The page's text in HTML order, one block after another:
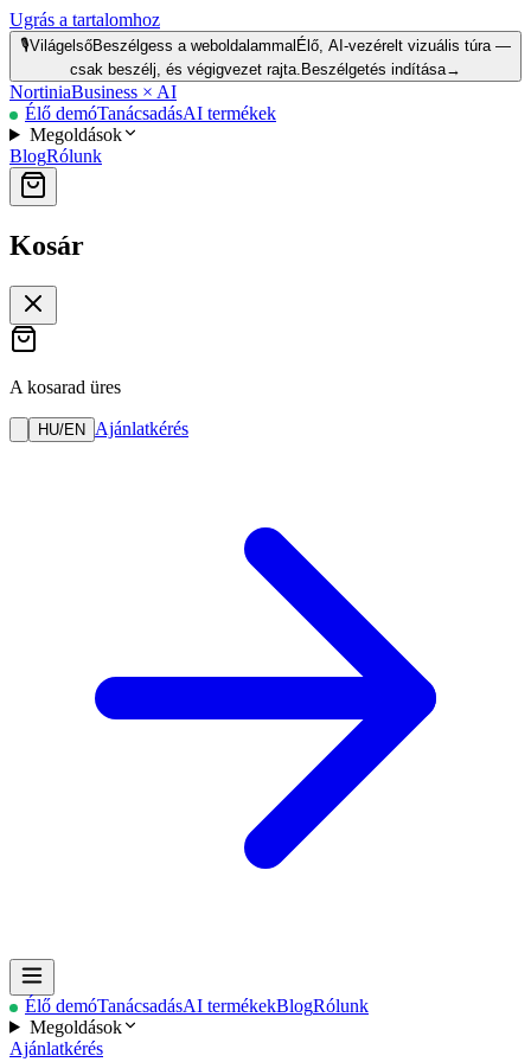
Ugrás a tartalomhoz
🎙️VilágelsőBeszélgess a weboldalammal Élő, AI-vezérelt vizuális túra —
csak beszélj, és végigvezet rajta. Beszélgetés indítása→
NortiniaBusiness × AI
Élő demóTanácsadásAI termékek
Megoldások
BlogRólunk
Kosár
A kosarad üres
HU/EN Ajánlatkérés
Élő demóTanácsadásAI termékekBlogRólunk
Megoldások
Ajánlatkérés